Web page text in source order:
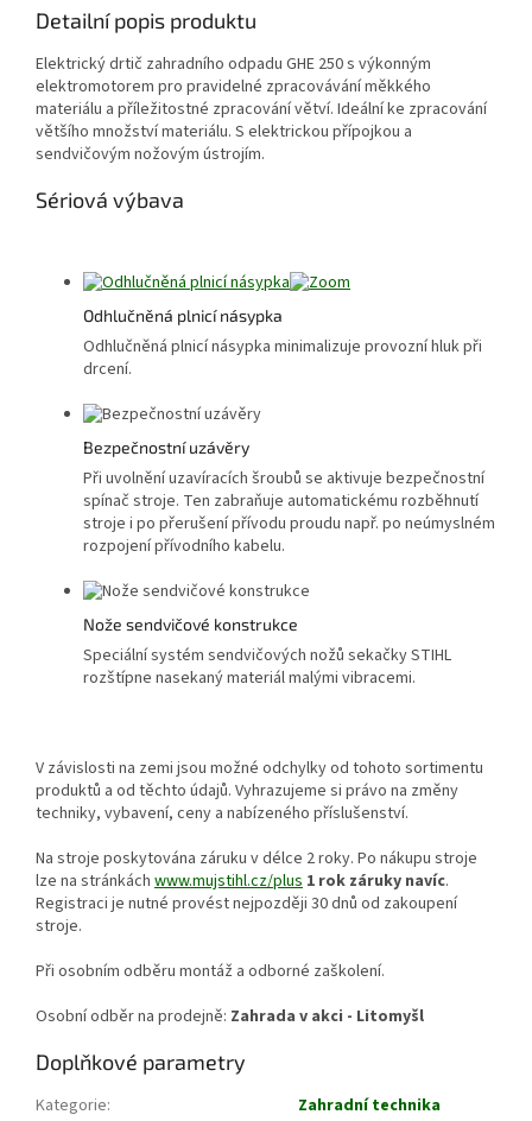
Detailní popis produktu
Elektrický drtič zahradního odpadu GHE 250 s výkonným
elektromotorem pro pravidelné zpracovávání měkkého
materiálu a příležitostné zpracování větví. Ideální ke zpracování
většího množství materiálu. S elektrickou přípojkou a
sendvičovým nožovým ústrojím.
Sériová výbava
Odhlučněná plnicí násypka
Odhlučněná plnicí násypka minimalizuje provozní hluk při
drcení.
Bezpečnostní uzávěry
Při uvolnění uzavíracích šroubů se aktivuje bezpečnostní
spínač stroje. Ten zabraňuje automatickému rozběhnutí
stroje i po přerušení přívodu proudu např. po neúmyslném
rozpojení přívodního kabelu.
Nože sendvičové konstrukce
Speciální systém sendvičových nožů sekačky STIHL
rozštípne nasekaný materiál malými vibracemi.
V závislosti na zemi jsou možné odchylky od tohoto sortimentu
produktů a od těchto údajů. Vyhrazujeme si právo na změny
techniky, vybavení, ceny a nabízeného příslušenství.
Na stroje poskytována záruku v délce 2 roky. Po nákupu stroje
lze na stránkách www.mujstihl.cz/plus 1 rok záruky navíc.
Registraci je nutné provést nejpozději 30 dnů od zakoupení
stroje.
Při osobním odběru montáž a odborné zaškolení.
Osobní odběr na prodejně: Zahrada v akci - Litomyšl
Doplňkové parametry
Kategorie:
Zahradní technika